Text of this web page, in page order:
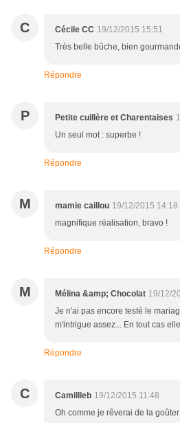
C Cécile CC 19/12/2015 15:51
Très belle bûche, bien
Répondre
P Petite cuillère et Charentaises
Un seul mot : superbe !
Répondre
M mamie caillou 19/12/2015 14:18
magnifique réalisation, bravo !
Répondre
M Mélina &amp; Chocolat 19/12/
Je n'ai pas encore testé le
m'intrigue assez... En tout cas
Répondre
C Camillleb 19/12/2015 11:48
Oh comme je rêverai de la